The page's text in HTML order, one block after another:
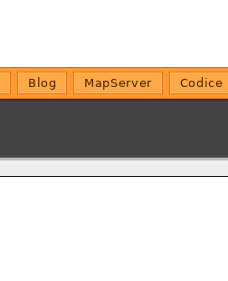
Blog MapServer Codice